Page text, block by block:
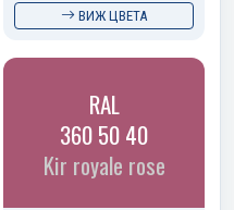
ВИЖ ЦВЕТА
RAL
360 50 40
Kir royale rose